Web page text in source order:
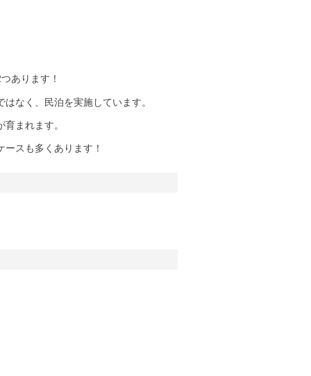
あります！
なく、民泊を実施しています。
まれます。
スも多くあります！